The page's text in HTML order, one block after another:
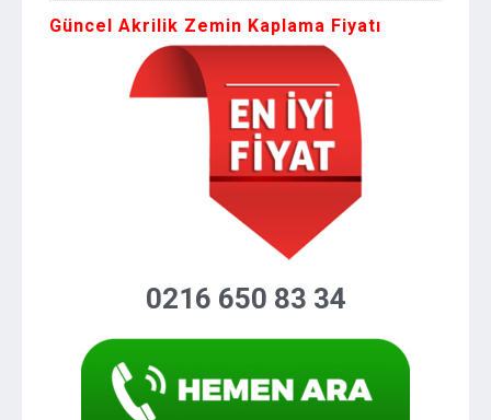
Güncel Akrilik Zemin Kaplama Fiyatı
0216 650 83 34